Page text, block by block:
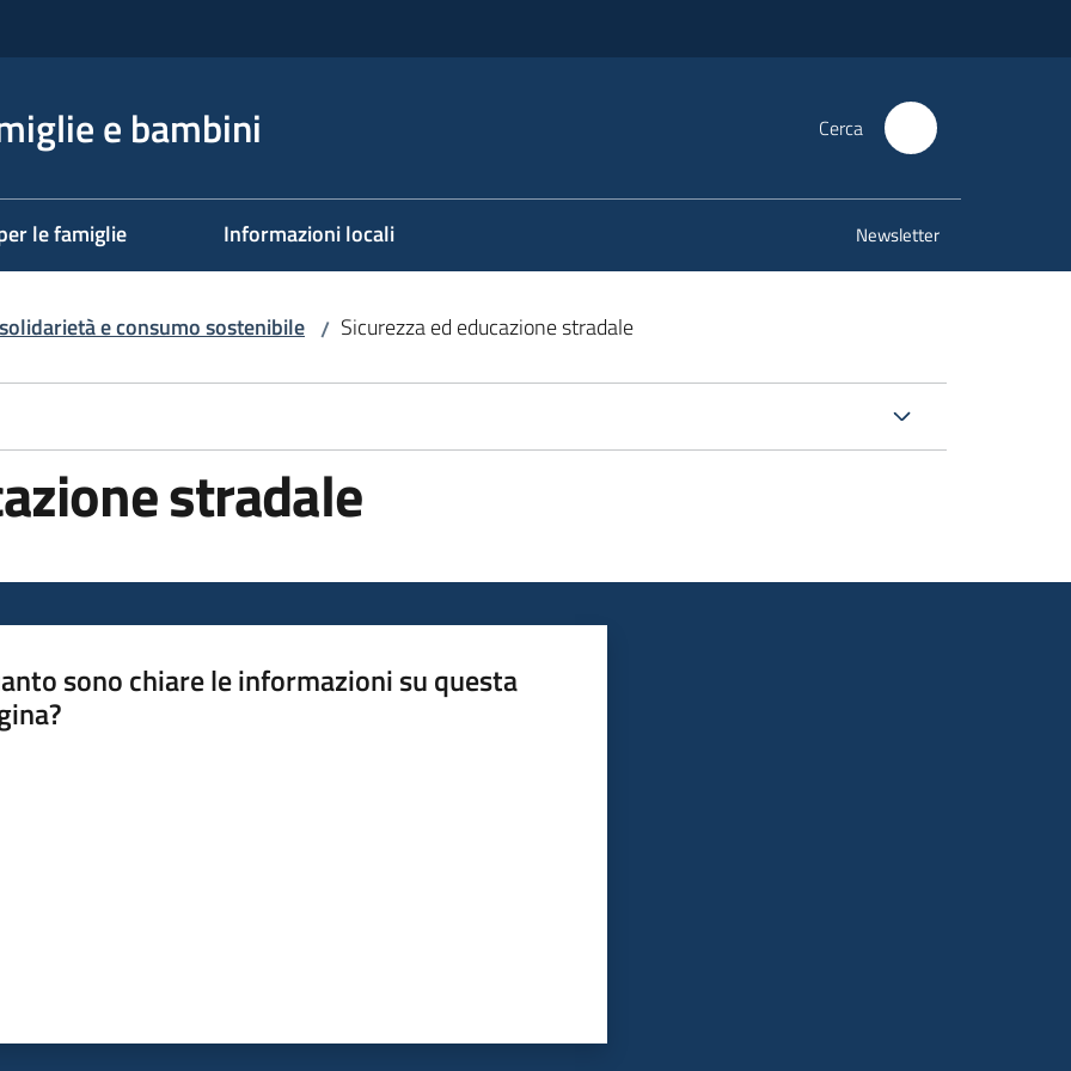
e bambini Cerca
le famiglie Informazioni locali Newsletter
e consumo sostenibile / Sicurezza ed educazione stradale
stradale
sono chiare le informazioni su questa